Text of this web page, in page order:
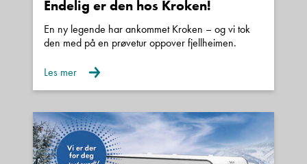
Endelig er den hos Kroken!
En ny legende har ankommet Kroken – og vi tok
den med på en prøvetur oppover fjellheimen.
Les mer